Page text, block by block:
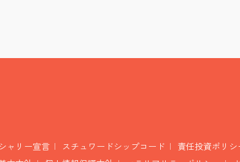
ャリー宣言 スチュワードシップコード 責任投資ポリシ